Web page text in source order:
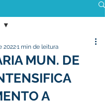
MUN. DE
A
20221 min de leitura